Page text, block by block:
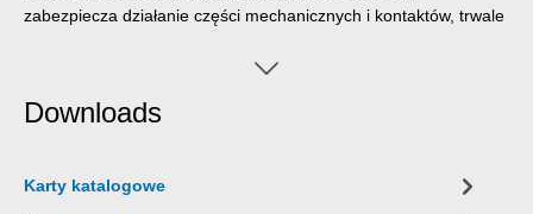
zabezpiecza działanie części mechanicznych i kontaktów, trwale
smarowanie powierzchni ślizgowych oraz pielęgnuje i
Downloads
Karty katalogowe